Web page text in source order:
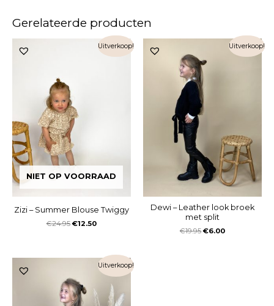
Gerelateerde producten
Uitverkoop!
NIET OP VOORRAAD
Zizi – Summer Blouse Twiggy
€24.95 €12.50
Uitverkoop!
Dewi – Leather look broek
met split
€19.95 €6.00
Uitverkoop!